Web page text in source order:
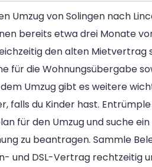
Umzug von Solingen nach
bereits etwa drei Monate
den alten Mietvertrag
für die Wohnungsübergabe
Umzug gibt es weitere
falls du Kinder hast.
für den Umzug und suche
zu beantragen. Sammle
und DSL-Vertrag rechtzeitig